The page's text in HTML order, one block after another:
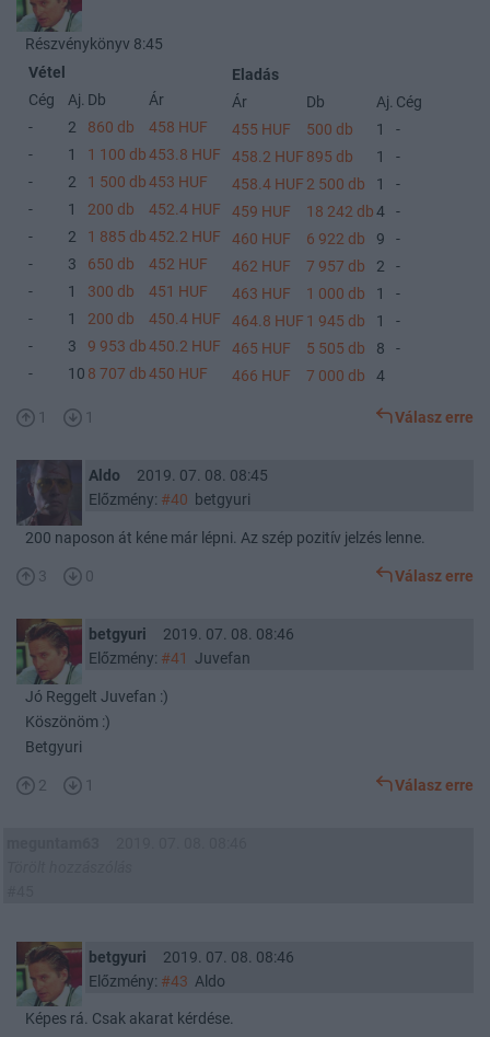
Részvénykönyv 8:45
Vétel
Cég
Aj. Db
Ár
-
2 860 db
458 HUF
-
1 1 100 db453.8 HUF
-
2 1 500 db453 HUF
-
1 200 db
452.4 HUF
-
2 1 885 db452.2 HUF
-
3 650 db
452 HUF
-
1 300 db
451 HUF
-
1 200 db
450.4 HUF
-
3 9 953 db450.2 HUF
-
10 8 707 db450 HUF
Eladás
Ár
Db Aj. Cég
455 HUF
500 db 1
-
458.2 HUF 895 db 1
-
458.4 HUF 2 500 db 1
-
459 HUF
18 242 db4 -
460 HUF
6 922 db 9
-
462 HUF
7 957 db 2
-
463 HUF
1 000 db 1
-
464.8 HUF 1 945 db 1
-
465 HUF
5 505 db 8
-
466 HUF
7 000 db 4
1 1 Válasz erre
Aldo
2019. 07. 08. 08:45
Előzmény: #40 betgyuri
200 naposon át kéne már lépni. Az szép pozitív jelzés lenne.
3 0 Válasz erre
betgyuri
2019. 07. 08. 08:46
Előzmény: #41 Juvefan
Jó Reggelt Juvefan :)
Köszönöm :)
Betgyuri
2 1 Válasz erre
betgyuri
2019. 07. 08. 08:46
Előzmény: #43 Aldo
Képes rá. Csak akarat kérdése.